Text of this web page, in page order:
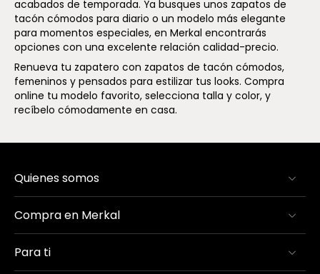
acabados de temporada. Ya busques unos zapatos de
tacón cómodos para diario o un modelo más elegante
para momentos especiales, en Merkal encontrarás
opciones con una excelente relación calidad-precio.
Renueva tu zapatero con zapatos de tacón cómodos,
femeninos y pensados para estilizar tus looks. Compra
online tu modelo favorito, selecciona talla y color, y
recíbelo cómodamente en casa.
Quienes somos
Compra en Merkal
Para ti